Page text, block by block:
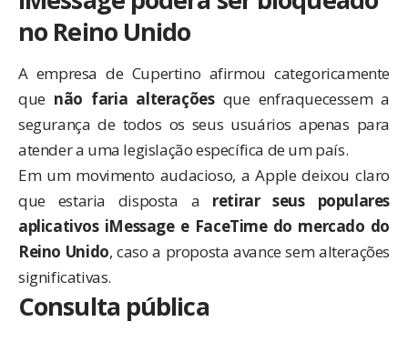
no Reino Unido
A empresa de Cupertino afirmou categoricamente
que não faria alteraçõesque enfraquecessem a
segurança de todos os seus usuários apenas para
atender a uma legislação específica de um país.
Em um movimento audacioso, a Apple deixou claro
que estaria disposta a retirar seus populares
aplicativos iMessage e FaceTime do mercado do
Reino Unido, caso a proposta avance sem alterações
significativas.
Consulta pública